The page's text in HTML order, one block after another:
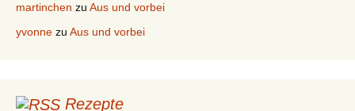
martinchen zu Aus und vorbei
yvonne zu Aus und vorbei
Rezepte